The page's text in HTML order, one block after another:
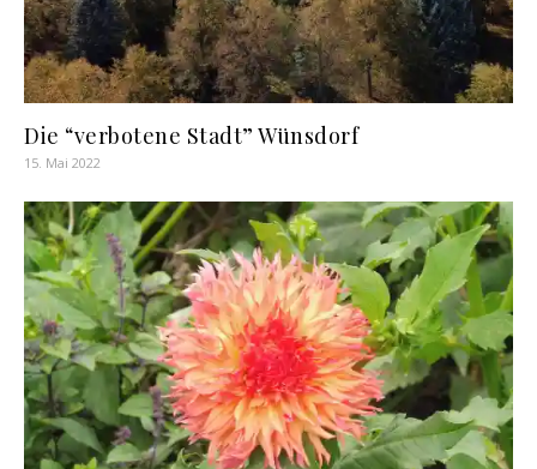
Die “verbotene Stadt” Wünsdorf
15. Mai 2022